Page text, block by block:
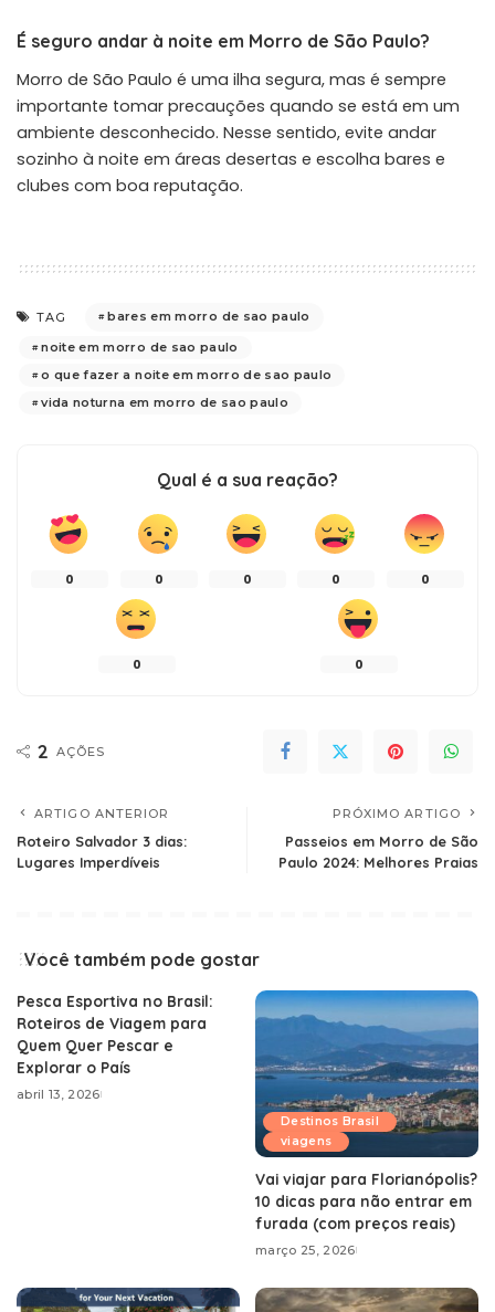
É seguro andar à noite em Morro de São Paulo?
Morro de São Paulo é uma ilha segura, mas é sempre
importante tomar precauções quando se está em um
ambiente desconhecido. Nesse sentido, evite andar
sozinho à noite em áreas desertas e escolha bares e
clubes com boa reputação.
TAG
bares em morro de sao paulo
noite em morro de sao paulo
o que fazer a noite em morro de sao paulo
vida noturna em morro de sao paulo
Qual é a sua reação?
0 0 0 0 0
0 0
2 AÇÕES
ARTIGO ANTERIOR
Roteiro Salvador 3 dias:
Lugares Imperdíveis
PRÓXIMO ARTIGO
Passeios em Morro de São
Paulo 2024: Melhores Praias
Você também pode gostar
Pesca Esportiva no Brasil:
Roteiros de Viagem para
Quem Quer Pescar e
Explorar o País
abril 13, 2026
Destinos Brasil
viagens
Vai viajar para Florianópolis?
10 dicas para não entrar em
furada (com preços reais)
março 25, 2026